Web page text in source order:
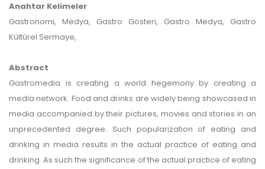
Anahtar Kelimeler
Gastronomi, Medya, Gastro Gösteri, Gastro Medya, Gastro
Kültürel Sermaye,
Abstract
Gastromedia is creating a world hegemony by creating a
media network. Food and drinks are widely being showcased in
media accompanied by their pictures, movies and stories in an
unprecedented degree. Such popularization of eating and
drinking in media results in the actual practice of eating and
drinking. As such the significance of the actual practice of eating